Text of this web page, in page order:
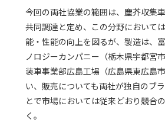
今回の両社協業の範囲は、塵芥収集
共同調達と定め、この分野において
能・性能の向上を図るが、製造は、
ノロジーカンパニー（栃木県宇都宮
装車事業部広島工場（広島県東広島
い、販売についても両社が独自のブ
とで市場においては従来どおり競合
く。